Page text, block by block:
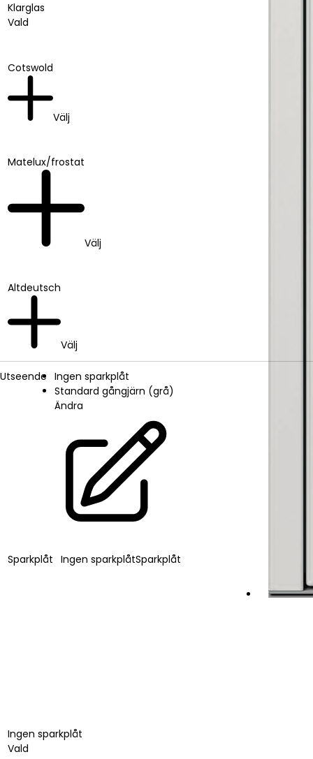
Klarglas
Vald
Cotswold
Välj
Matelux/frostat
Välj
Altdeutsch
Välj
Utseende
Ingen sparkplåt
Standard gångjärn (grå)
Ändra
Sparkplåt Ingen sparkplåtSparkplåt
Ingen sparkplåt
Vald